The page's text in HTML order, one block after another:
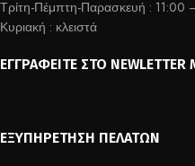
Τρίτη-Πέμπτη-Παρασκευή : 11:00
Κυριακή : κλειστά
ΕΓΓΡΑΦΕΊΤΕ ΣΤΟ NEWLETTER
ΕΞΥΠΗΡΈΤΗΣΗ ΠΕΛΑΤΏΝ